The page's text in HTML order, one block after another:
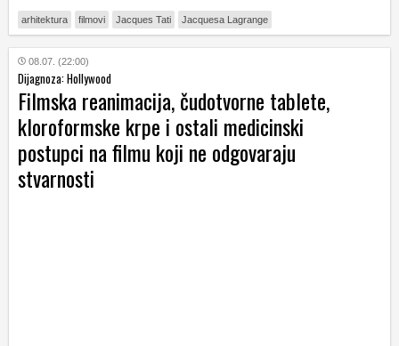
arhitektura filmovi Jacques Tati Jacquesa Lagrange
08.07. (22:00)
Dijagnoza: Hollywood
Filmska reanimacija, čudotvorne tablete,
kloroformske krpe i ostali medicinski
postupci na filmu koji ne odgovaraju
stvarnosti